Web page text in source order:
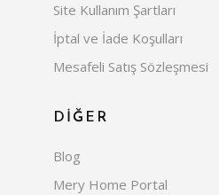
Site Kullanım Şartları
İptal ve İade Koşulları
Mesafeli Satış Sözleşmesi
DİĞER
Blog
Mery Home Portal